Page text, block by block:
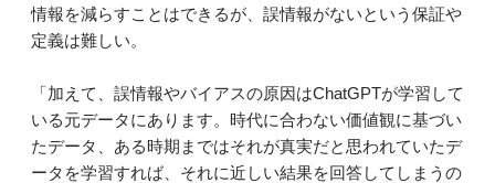
情報を減らすことはできるが、誤情報がないという保証や
定義は難しい。
「加えて、誤情報やバイアスの原因はChatGPTが学習して
いる元データにあります。時代に合わない価値観に基づい
たデータ、ある時期まではそれが真実だと思われていたデ
ータを学習すれば、それに近しい結果を回答してしまうの